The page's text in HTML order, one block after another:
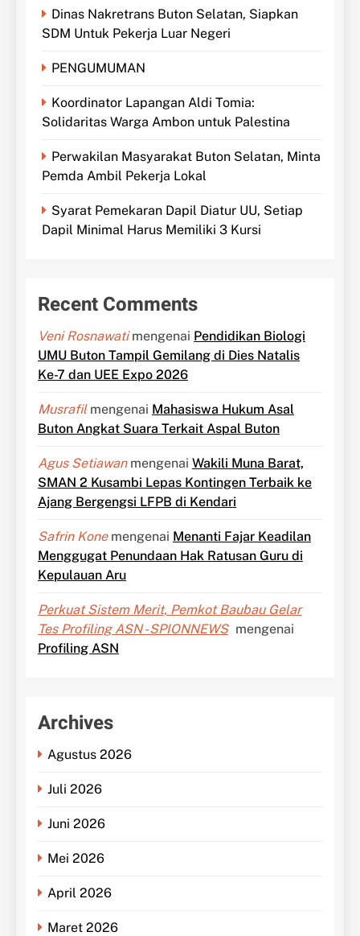
Dinas Nakretrans Buton Selatan, Siapkan
SDM Untuk Pekerja Luar Negeri
PENGUMUMAN
Koordinator Lapangan Aldi Tomia:
Solidaritas Warga Ambon untuk Palestina
Perwakilan Masyarakat Buton Selatan, Minta
Pemda Ambil Pekerja Lokal
Syarat Pemekaran Dapil Diatur UU, Setiap
Dapil Minimal Harus Memiliki 3 Kursi
Recent Comments
Veni Rosnawatimengenai Pendidikan Biologi
UMU Buton Tampil Gemilang di Dies Natalis
Ke-7 dan UEE Expo 2026
Musrafilmengenai Mahasiswa Hukum Asal
Buton Angkat Suara Terkait Aspal Buton
Agus Setiawanmengenai Wakili Muna Barat,
SMAN 2 Kusambi Lepas Kontingen Terbaik ke
Ajang Bergengsi LFPB di Kendari
Safrin Konemengenai Menanti Fajar Keadilan
Menggugat Penundaan Hak Ratusan Guru di
Kepulauan Aru
Perkuat Sistem Merit, Pemkot Baubau Gelar
Tes Profiling ASN - SPIONNEWS mengenai
Profiling ASN
Archives
Agustus 2026
Juli 2026
Juni 2026
Mei 2026
April 2026
Maret 2026